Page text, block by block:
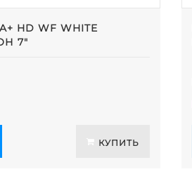
HD WF WHITE
7"
КУПИТЬ